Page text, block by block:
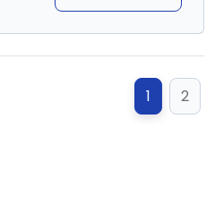
1 2